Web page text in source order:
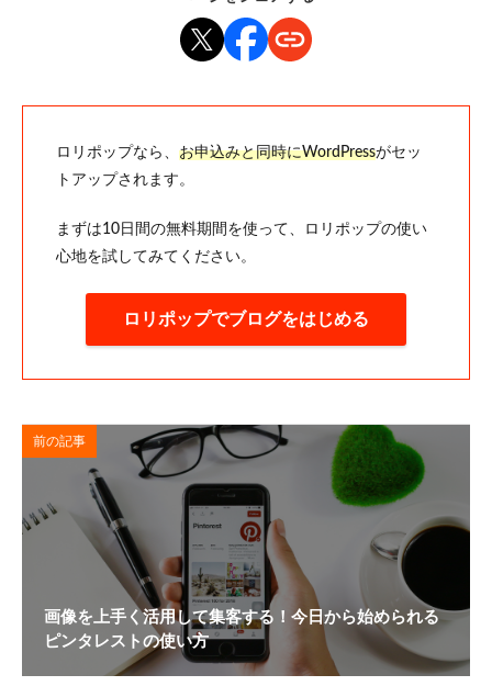
ロリポップなら、 お申込みと同時にWordPressがセッ
トアップされます。
まずは10日間の無料期間を使って、ロリポップの使い
心地を試してみてください。
ロリポップでブログをはじめる
前の記事
画像を上手く活用して集客する！今日から始められる
ピンタレストの使い方